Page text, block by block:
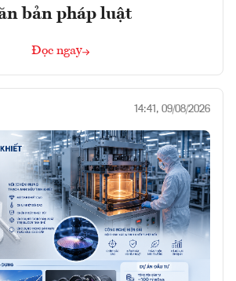
bản pháp luật
Đọc ngay
14:41, 09/08/2026